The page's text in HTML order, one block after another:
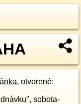
, otvorené:
sobota-